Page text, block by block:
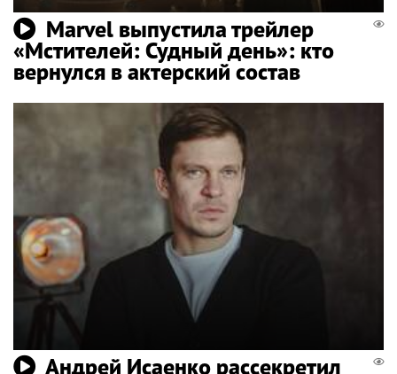
Marvel выпустила трейлер
«Мстителей: Судный день»: кто
вернулся в актерский состав
Андрей Исаенко рассекретил